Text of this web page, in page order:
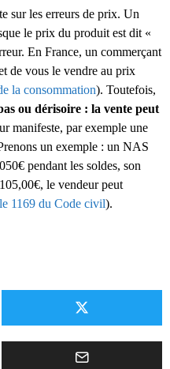
sur les erreurs de prix. Un
le prix du produit est dit «
En France, un commerçant
de vous le vendre au prix
la consommation). Toutefois,
ou dérisoire : la vente peut
manifeste, par exemple une
un exemple : un NAS
pendant les soldes, son
le vendeur peut
1169 du Code civil).